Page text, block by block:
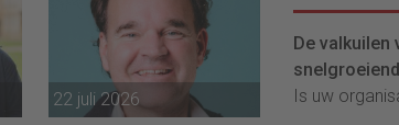
22 juli 2026
De valkuilen
Is uw